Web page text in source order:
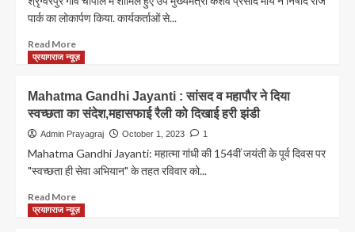
था
शो
27
लाख
पार्क का लोकार्पण किया. कार्यकर्ताओं से...
Read MoreRead
more
जितनी
ताकत
लगाए
ही
सरकार-
प्रयागराज न्यूज़
Mahatma Gandhi Jayanti : सांसद व महापौर ने दिया
स्वच्छता का संदेश,महासफाई रैली को दिखाई हरी झंडी
Admin Prayagraj October 1, 2023 1
Mahatma Gandhi Jayanti: महात्मा गांधी की 154वीं जयंती के पूर्व दिवस पर
"स्वच्छता ही सेवा अभियान" के तहत रविवार को...
Read MoreRead
more
प्रयागराज न्यूज़